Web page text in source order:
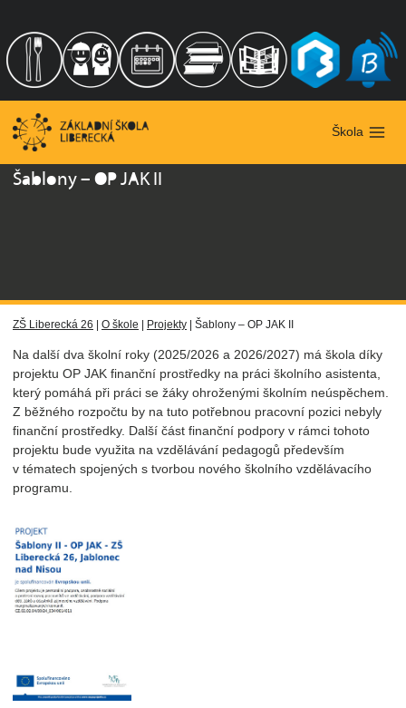
obsah
Škola
Šablony – OP JAK II
ZŠ Liberecká 26 | O škole | Projekty | Šablony – OP JAK II
Na další dva školní roky (2025/2026 a 2026/2027) má škola díky
projektu OP JAK finanční prostředky na práci školního asistenta,
který pomáhá při práci se žáky ohroženými školním neúspěchem.
Z běžného rozpočtu by na tuto potřebnou pracovní pozici nebyly
finanční prostředky. Další část finanční podpory v rámci tohoto
projektu bude využita na vzdělávání pedagogů především
v tématech spojených s tvorbou nového školního vzdělávacího
programu.